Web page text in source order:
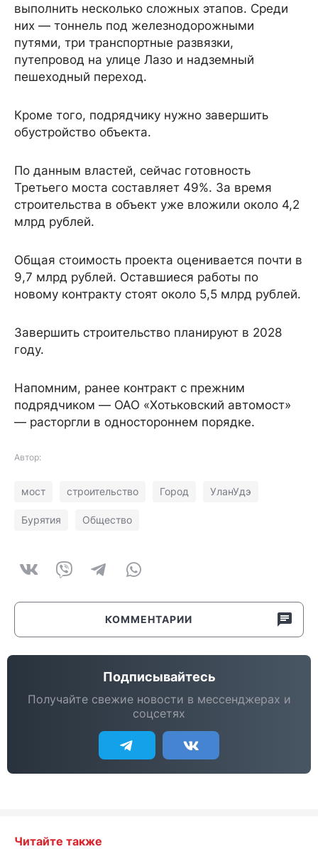
выполнить несколько сложных этапов. Среди
них — тоннель под железнодорожными
путями, три транспортные развязки,
путепровод на улице Лазо и надземный
пешеходный переход.
Кроме того, подрядчику нужно завершить
обустройство объекта.
По данным властей, сейчас готовность
Третьего моста составляет 49%. За время
строительства в объект уже вложили около 4,2
млрд рублей.
Общая стоимость проекта оценивается почти в
9,7 млрд рублей. Оставшиеся работы по
новому контракту стоят около 5,5 млрд рублей.
Завершить строительство планируют в 2028
году.
Напомним, ранее контракт с прежним
подрядчиком — ОАО «Хотьковский автомост»
— расторгли в одностороннем порядке.
Автор:
мост строительство Город УланУдэ
Бурятия Общество
КОММЕНТАРИИ
Подписывайтесь
Получайте свежие новости в мессенджерах и
соцсетях
Читайте также